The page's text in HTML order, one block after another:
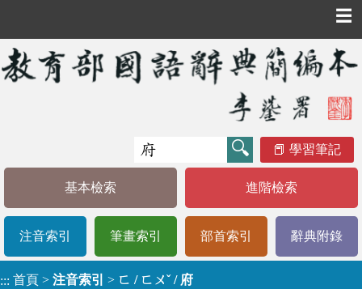
☰
學習筆記
基本檢索 進階檢索
注音索引 筆畫索引 部首索引 辭典附錄
::: 首頁 > 注音索引 > ㄈ / ㄈㄨˇ / 府